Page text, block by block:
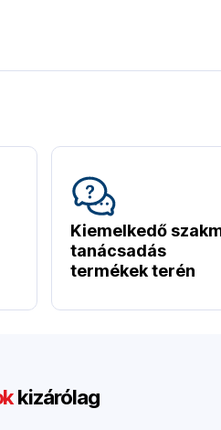
Kiemelkedő
tanácsadás
termékek terén
kizárólag